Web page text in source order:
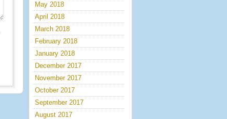
May 2018
April 2018
March 2018
February 2018
January 2018
December 2017
November 2017
October 2017
September 2017
August 2017